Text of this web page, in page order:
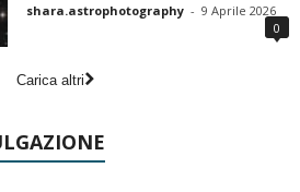
shara.astrophotography - 9 Aprile 2026
0
Carica altri